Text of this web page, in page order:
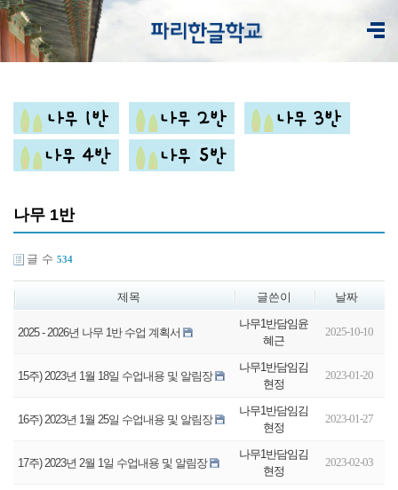
나무 1반
글 수 534
제목 글쓴이 날짜
2025 - 2026년 나무 1반 수업 계획서
나무1반담임윤
혜근
2025-10-10
15주) 2023년 1월 18일 수업내용 및 알림장
나무1반담임김
현정
2023-01-20
16주) 2023년 1월 25일 수업내용 및 알림장
나무1반담임김
현정
2023-01-27
17주) 2023년 2월 1일 수업내용 및 알림장
나무1반담임김
현정
2023-02-03